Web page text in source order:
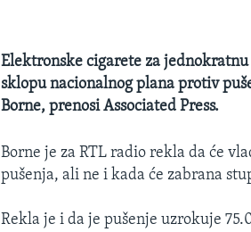
Elektronske cigarete za
sklopu nacionalnog plana protiv
Borne, prenosi Associated Press.
Borne je za RTL radio rekla da će
pušenja, ali ne i kada će zabrana
Rekla je i da je pušenje uzrokuje